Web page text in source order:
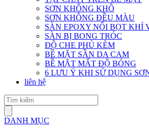
SƠN KHÔNG KHÔ
SƠN KHÔNG ĐỀU MÀU
SÀN EPOXY NỔI BỌT KHÍ
SÀN BỊ BONG TRÓC
ĐỘ CHE PHỦ KÈM
BỀ MẶT SẦN DA CAM
BỀ MẶT MẤT ĐỘ BÓNG
6 LƯU Ý KHI SỬ DỤNG
liên hệ
DANH MỤC